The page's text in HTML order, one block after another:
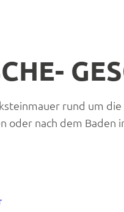
rund um
oder nach dem Baden